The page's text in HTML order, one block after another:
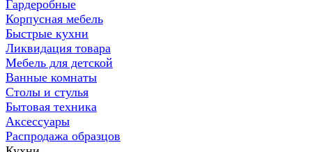
Гардеробные
Корпусная мебель
Быстрые кухни
Ликвидация товара
Мебель для детской
Ванные комнаты
Столы и стулья
Бытовая техника
Аксессуары
Распродажа образцов